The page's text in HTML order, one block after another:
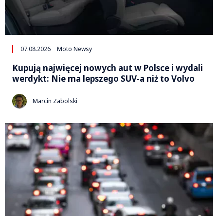
07.08.2026 Moto Newsy
Kupują najwięcej nowych aut w Polsce i wydali
werdykt: Nie ma lepszego SUV-a niż to Volvo
Marcin Zabolski